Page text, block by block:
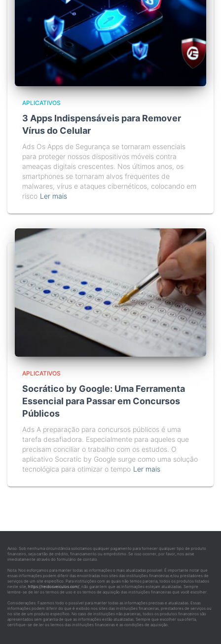
APLICATIVOS
3 Apps Indispensáveis para Remover
Vírus do Celular
Ads Os Apps de Segurança se tornaram essenciais
para proteger nossos dispositivos móveis contra
ameaças digitais crescentes. Nos últimos anos, os
smartphones se tornaram alvos frequentes de
malwares, vírus e ataques cibernéticos, colocando em
risco Ler mais
APLICATIVOS
Socrático by Google: Uma Ferramenta
Essencial para Passar em Concursos
Públicos
Ads A preparação para concursos públicos é uma
tarefa desafiadora. Especialmente para aqueles que
precisam conciliar o trabalho com os estudos. O
aplicativo Socratic by Google surge como uma solução
tecnológica para otimizar o tempo Ler mais
Aviso: Sob nenhuma circunstância solicitamos qualquer pagamento para fornecer qualquer tipo de produto
financeiro, seja cartão de crédito, financiamento ou empréstimo. Se isso ocorrer, por favor, nos avise
imediatamente através do formulário de contato.
Nota: Nos esforçamos para manter todas as informações o mais atualizadas possível. É importante notar que
essas informações podem diferir das encontradas nos sites das instituições financeiras e/ou prestadores de
serviços de um site específico. Para instituições com as quais não temos parceria, todos os produtos listados
neste site, https://reidosveiculos.com/, não garantem que as informações estejam atualizadas. Sempre
lembre-se de ler os termos de uso e os termos de aquisição das instituições financeiras que você escolher.
Considerações: Fazemos todo o possível para manter todas as informações precisas e atualizadas. Essas
informações podem diferir do que é exibido nos sites das instituições financeiras, prestadores de serviços ou
no site de um produto específico. No caso de instituições não parceiras, todos os produtos financeiros são
apresentados sem garantia de que as informações estão atualizadas. Sempre que escolher sua oferta,
certifique-se de ler os termos das instituições financeiras e as condições de aquisição.